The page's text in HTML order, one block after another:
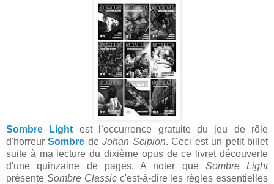
Sombre Light est l’occurrence gratuite du jeu de rôle
d'horreurSombre deJohan Scipion. Ceci est un petit billet
suite à ma lecture du dixième opus de ce livret découverte
d'une quinzaine de pages. A noter que Sombre Light
présente Sombre Classicc'est-à-dire les règles essentielles